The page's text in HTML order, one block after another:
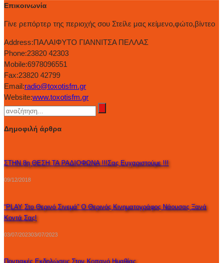
Επικοινωνία
Γίνε ρεπόρτερ της περιοχής σου Στείλε μας κείμενο,φώτο,βίντεο
Address:ΠΑΛΑΙΦΥΤΟ ΓΙΑΝΝΙΤΣΑ ΠΕΛΛΑΣ
Phone:23820 42303
Mobile:6978096551
Fax:23820 42799
Email:radio@toxotisfm.gr
Website:www.toxotisfm.gr
Δημοφιλή άρθρα
ΣΤΗΝ 8η ΘΕΣΗ ΤΑ ΡΑΔΙΟΦΩΝΑ !!!Σας Ευχαριστούμε !!!
09/12/2018
“PLAY Στο Θερινό Σινεμά” Ο Θερινός Κινηματογράφος Νάουσας Ξανά
Κοντά Σας!
03/07/202303/07/2023
Ποντιακές Εκδηλώσεις Στον Κοπανό Ημαθίας